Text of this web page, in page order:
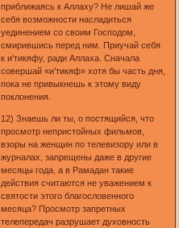
приближаясь к Аллаху? Не лишай же
себя возможности насладиться
уединением со своим Господом,
смирившись перед ним. Приучай себя
к и’тикяфу, ради Аллаха. Сначала
совершай «и’тикяф» хотя бы часть дня,
пока не привыкнешь к этому виду
поклонения.
12) Знаешь ли ты, о постящийся, что
просмотр непристойных фильмов,
взоры на женщин по телевизору или в
журналах, запрещены даже в другие
месяцы года, а в Рамадан такие
действия считаются не уважением к
святости этого благословенного
месяца? Просмотр запретных
телепередач разрушает духовность